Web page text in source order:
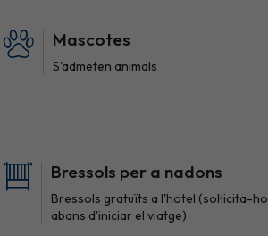
Mascotes
S'admeten animals
Bressols per a nadons
Bressols gratuïts a l'hotel (sol·licita-ho
abans d'iniciar el viatge)